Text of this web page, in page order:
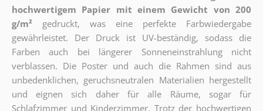
hochwertigem Papier mit einem Gewicht von 200
g/m²
gedruckt, was eine perfekte Farbwiedergabe
gewährleistet. Der Druck ist UV-beständig, sodass die
Farben auch bei längerer Sonneneinstrahlung nicht
verblassen. Die Poster und auch die Rahmen sind aus
unbedenklichen, geruchsneutralen Materialien hergestellt
und eignen sich daher für alle Räume, sogar für
Schlafzimmer und Kinderzimmer. Trotz der hochwertigen